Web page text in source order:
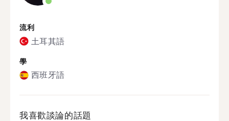
流利
土耳其語
學
西班牙語
我喜歡談論的話題